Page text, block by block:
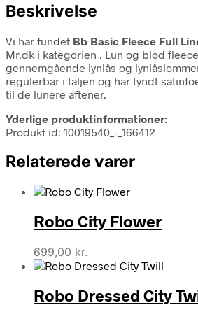
Beskrivelse
Vi har fundet Bb Basic Fleece Full
Mr.dk i kategorien . Lun og blød
gennemgående lynlås og
regulerbar i taljen og har tyndt
til de lunere aftener.
Yderlige produktinformationer:
Produkt id: 10019540_-_166412
Relaterede varer
Robo City Flower
699,00 kr.
Robo Dressed City